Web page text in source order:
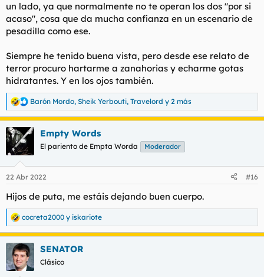
un lado, ya que normalmente no te operan los dos "por si
acaso", cosa que da mucha confianza en un escenario de
pesadilla como ese.
Siempre he tenido buena vista, pero desde ese relato de
terror procuro hartarme a zanahorias y echarme gotas
hidratantes. Y en los ojos también.
R
e
a
c
c
i
e
:
Barón Mordo, Sheik Yerbouti, Travelord y 2 más
Empty Words
El pariento de Empta Worda Moderador
22 Abr 2022 #16
Hijos de puta, me estáis dejando buen cuerpo.
R
e
a
c
c
i
cocreta2000 y iskariote
SENATOR
Clásico